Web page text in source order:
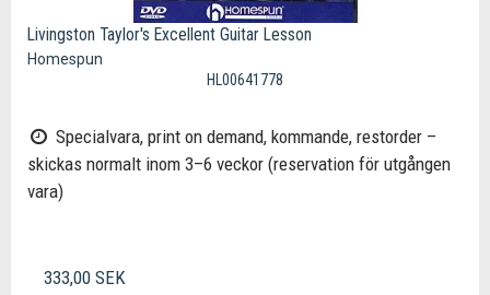
Livingston Taylor's Excellent Guitar Lesson
Homespun
HL00641778
Specialvara, print on demand, kommande, restorder –
skickas normalt inom 3–6 veckor (reservation för utgången
vara)
333,00 SEK